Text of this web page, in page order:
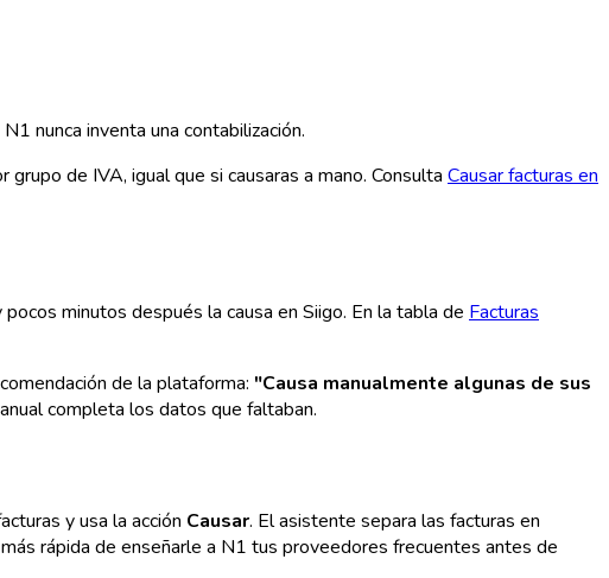
nunca inventa una contabilización.
de IVA, igual que si causaras a mano. Consulta Causar facturas en
minutos después la causa en Siigo. En la tabla de Facturas
de la plataforma: "Causa manualmente algunas de sus
completa los datos que faltaban.
y usa la acción Causar. El asistente separa las facturas en
rápida de enseñarle a N1 tus proveedores frecuentes antes de